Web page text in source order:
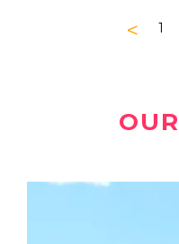
< 1